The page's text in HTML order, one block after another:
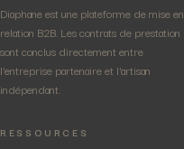
Diaphane est une plateforme de mise en
relation B2B. Les contrats de prestation
sont conclus directement entre
l'entreprise partenaire et l'artisan
indépendant.
RESSOURCES